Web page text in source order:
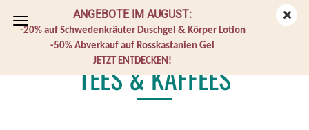
ANGEBOTE IM AUGUST:
-20% auf Schwedenkräuter Duschgel & Körper Lotion
-50% Abverkauf auf Rosskastanien Gel
JETZT ENTDECKEN!
TEES & KAFFEES